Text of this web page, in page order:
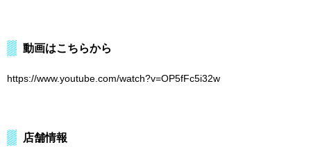
動画はこちらから
https://www.youtube.com/watch?v=OP5fFc5i32w
店舗情報